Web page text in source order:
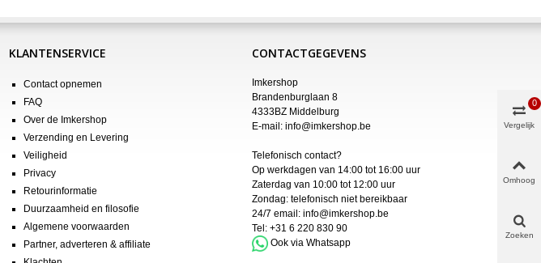
KLANTENSERVICE
Contact opnemen
FAQ
Over de Imkershop
Verzending en Levering
Veiligheid
Privacy
Retourinformatie
Duurzaamheid en filosofie
Algemene voorwaarden
Partner, adverteren & affiliate
CONTACTGEGEVENS
Imkershop
Brandenburglaan 8
4333BZ Middelburg
E-mail: info@imkershop.be
Telefonisch contact?
Op werkdagen van 14:00 tot 16:00 uur
Zaterdag van 10:00 tot 12:00 uur
Zondag: telefonisch niet bereikbaar
24/7 email: info@imkershop.be
Tel: +31 6 220 830 90
Ook via Whatsapp
Vergelijk
0
Omhoog
Zoeken